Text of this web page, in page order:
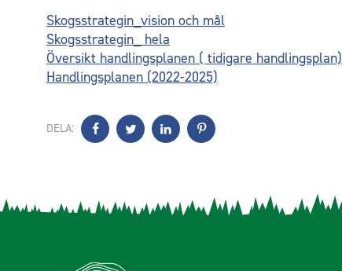
Skogsstrategin_vision och mål
Skogsstrategin_ hela
Översikt handlingsplanen ( tidigare handlingsplan)
Handlingsplanen (2022-2025)
DELA: